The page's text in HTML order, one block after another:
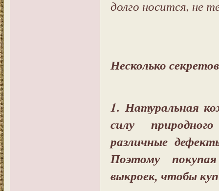
долго носится, не
Несколько
1. Натуральная
силу
различные
Поэтому
выкроек, чтобы